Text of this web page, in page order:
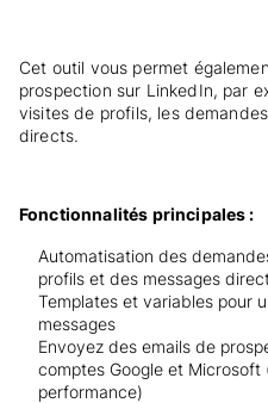
Cet outil vous permet
prospection sur LinkedIn, par
visites de profils, les
directs.
Fonctionnalités principales :
Automatisation des
profils et des messages
Templates et variables pour
messages
Envoyez des emails de
comptes Google et
performance)